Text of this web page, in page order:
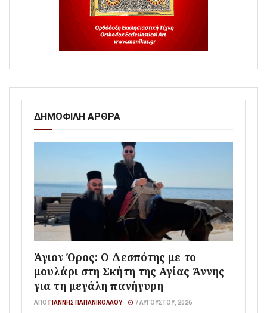
ΔΗΜΟΦΙΛΗ ΑΡΘΡΑ
Άγιον Όρος: Ο Δεσπότης με το
μουλάρι στη Σκήτη της Αγίας Άννης
για τη μεγάλη πανήγυρη
ΑΠΌ ΓΙΆΝΝΗΣ ΠΑΠΑΝΙΚΟΛΆΟΥ 7 ΑΥΓΟΎΣΤΟΥ, 2026